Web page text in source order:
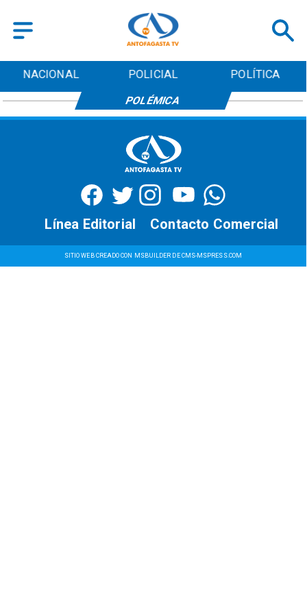
NACIONAL POLICIAL POLÍTICA
POLÉMICA
SITIO WEB CREADO CON MSBUILDER DE CMS-MSPRESS.COM
Contacto Comercial
Línea Editorial